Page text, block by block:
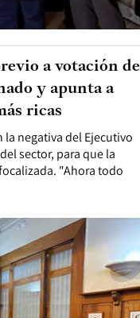
negativa del Ejecutivo
sector, para que la
"Ahora todo
a votación de
y apunta a
ricas